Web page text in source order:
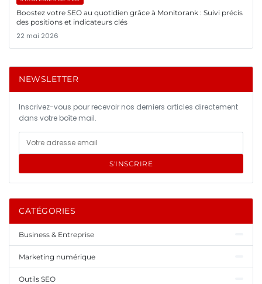
Boostez votre SEO au quotidien grâce à Monitorank : Suivi précis
des positions et indicateurs clés
22 mai 2026
NEWSLETTER
Inscrivez-vous pour recevoir nos derniers articles directement
dans votre boîte mail.
S'INSCRIRE
CATÉGORIES
Business & Entreprise
Marketing numérique
Outils SEO